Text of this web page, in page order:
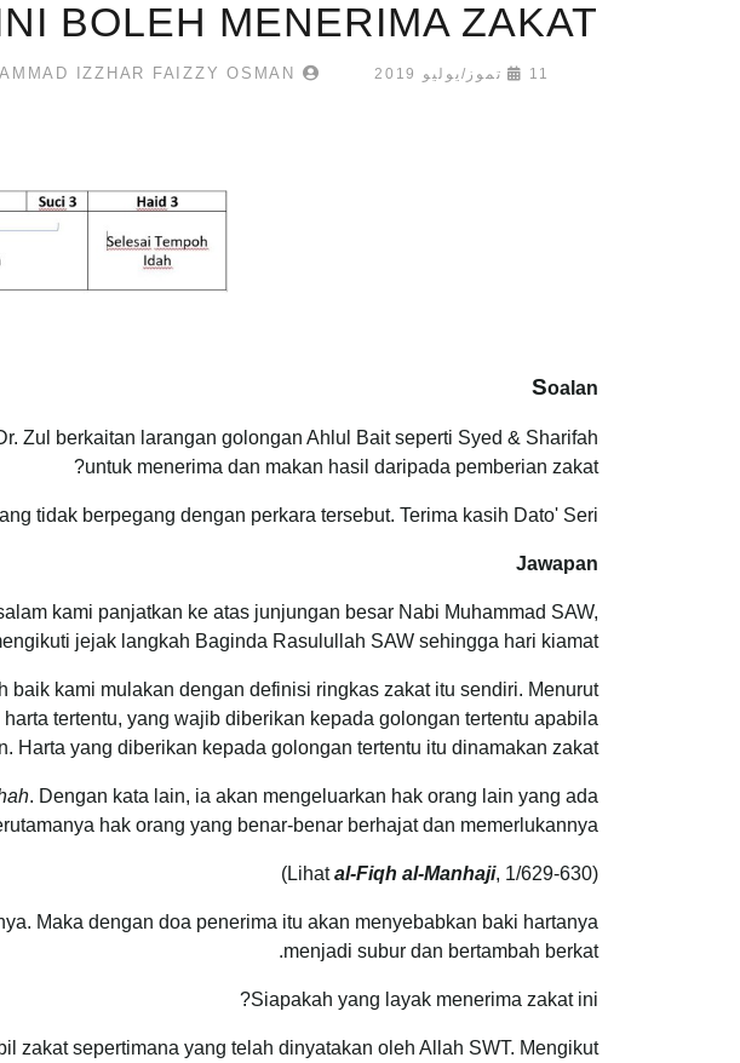
BOLEH MENERIMA ZAKAT?
11 تموز/يوليو 2019
Soalan
Zul berkaitan larangan golongan Ahlul Bait seperti Syed & Sharifah
untuk menerima dan makan hasil daripada pemberian zakat?
tidak berpegang dengan perkara tersebut. Terima kasih Dato' Seri.
Jawapan
kami panjatkan ke atas junjungan besar Nabi Muhammad SAW,
jejak langkah Baginda Rasulullah SAW sehingga hari kiamat.
kami mulakan dengan definisi ringkas zakat itu sendiri. Menurut
tertentu, yang wajib diberikan kepada golongan tertentu apabila
Harta yang diberikan kepada golongan tertentu itu dinamakan zakat.
. Dengan kata lain, ia akan mengeluarkan hak orang lain yang ada
hak orang yang benar-benar berhajat dan memerlukannya.
(Lihat
al-Fiqh al-Manhaji, 1/629-630)
Maka dengan doa penerima itu akan menyebabkan baki hartanya
menjadi subur dan bertambah berkat.
Siapakah yang layak menerima zakat ini?
zakat sepertimana yang telah dinyatakan oleh Allah SWT. Mengikut